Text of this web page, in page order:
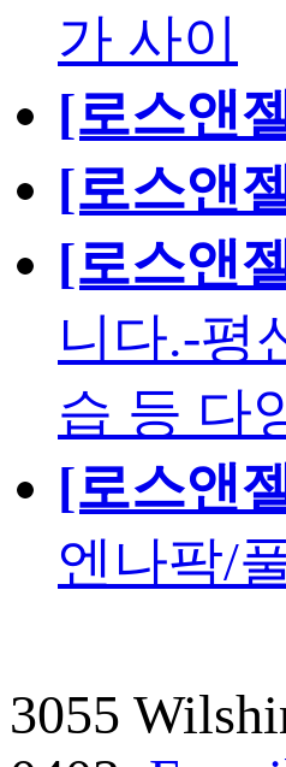
가 사이
[로스앤
[로스앤
[로스앤
니다.-평
습 등 다
[로스앤
엔나팍/
3055